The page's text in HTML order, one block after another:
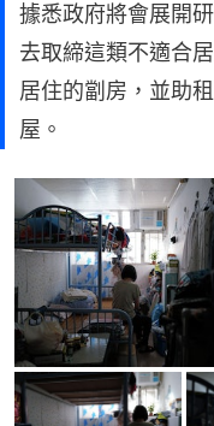
據悉政府將會展開
去取締這類不適合
居住的劏房，並助
屋。